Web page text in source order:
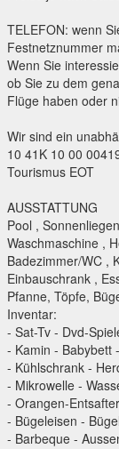
TELEFON: wenn
Festnetznummer
Wenn Sie
ob Sie zu dem
Flüge haben oder
Wir sind ein
10 41K 10 00
Tourismus EOT
AUSSTATTUNG
Pool ,
Waschmaschine ,
Badezimmer/WC ,
Einbauschrank ,
Pfanne, Töpfe,
Inventar:
- Sat-Tv - Dvd-
- Kamin - Babybett
- Kühlschrank -
- Mikrowelle -
- Orangen-
- Bügeleisen -
- Barbeque -